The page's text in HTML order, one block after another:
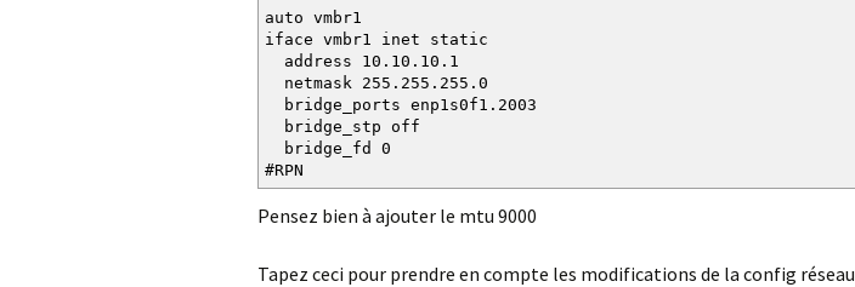
auto vmbr1
iface vmbr1 inet static
address 10.10.10.1
netmask 255.255.255.0
bridge_ports enp1s0f1.2003
bridge_stp off
bridge_fd 0
#RPN
Pensez bien à ajouter le mtu 9000
Tapez ceci pour prendre en compte les modifications de la config réseau